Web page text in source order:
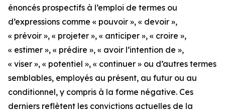
énoncés prospectifs à l’emploi de termes ou
d’expressions comme « pouvoir », « devoir »,
« prévoir », « projeter », « anticiper », « croire »,
« estimer », « prédire », « avoir l’intention de »,
« viser », « potentiel », « continuer » ou d’autres termes
semblables, employés au présent, au futur ou au
conditionnel, y compris à la forme négative. Ces
derniers reflètent les convictions actuelles de la